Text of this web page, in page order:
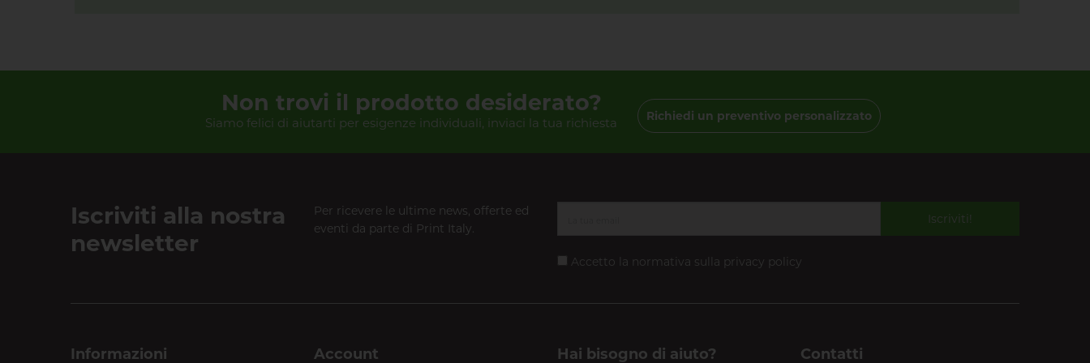
Non trovi il prodotto desiderato?
Siamo felici di aiutarti per esigenze individuali, inviaci la tua richiesta Richiedi un preventivo personalizzato
Iscriviti alla nostra
newsletter
Per ricevere le ultime news, offerte ed
eventi da parte di Print Italy.
Iscriviti!
Accetto la normativa sulla privacy policy
Informazioni Account Hai bisogno di aiuto? Contatti